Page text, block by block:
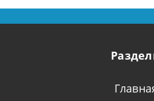
денацификации